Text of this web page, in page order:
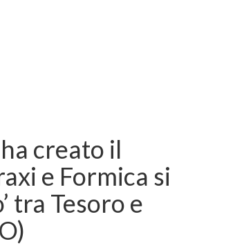
creato il
e Formica si
tra Tesoro e